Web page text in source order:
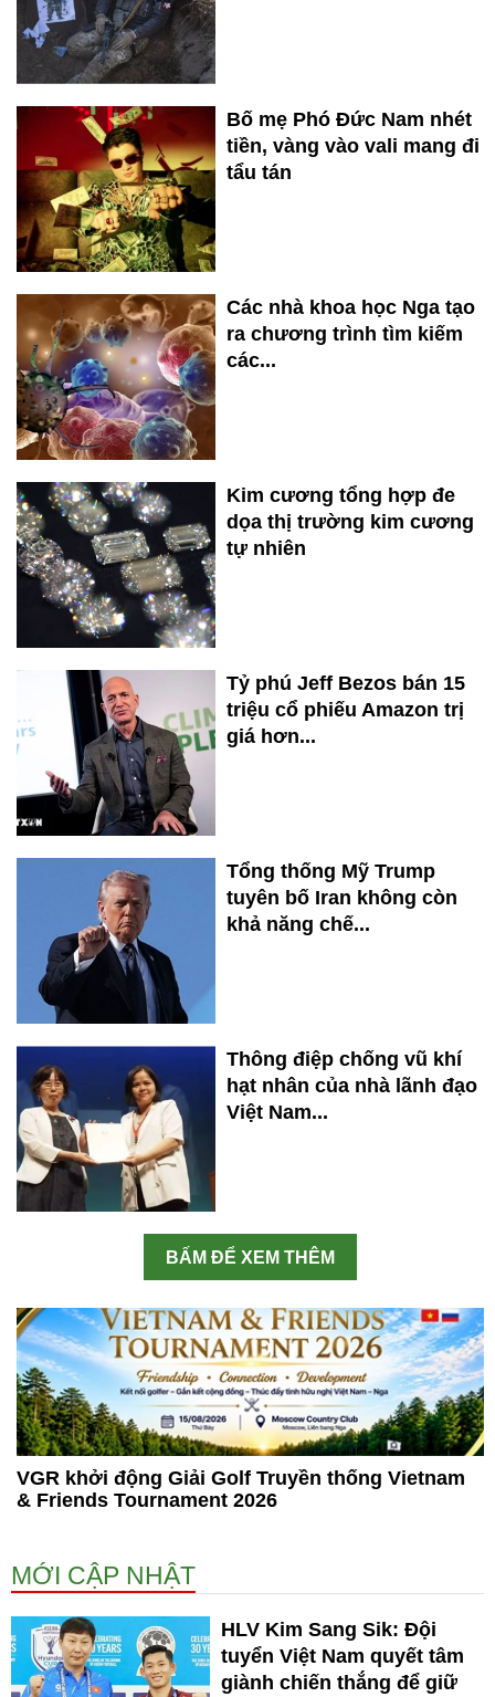
Bố mẹ Phó Đức Nam nhét
tiền, vàng vào vali mang đi
tẩu tán
Các nhà khoa học Nga tạo
ra chương trình tìm kiếm
các...
Kim cương tổng hợp đe
dọa thị trường kim cương
tự nhiên
Tỷ phú Jeff Bezos bán 15
triệu cổ phiếu Amazon trị
giá hơn...
Tổng thống Mỹ Trump
tuyên bố Iran không còn
khả năng chế...
Thông điệp chống vũ khí
hạt nhân của nhà lãnh đạo
Việt Nam...
BẤM ĐỂ XEM THÊM
VGR khởi động Giải Golf Truyền thống Vietnam
& Friends Tournament 2026
MỚI CẬP NHẬT
HLV Kim Sang Sik: Đội
tuyển Việt Nam quyết tâm
giành chiến thắng để giữ